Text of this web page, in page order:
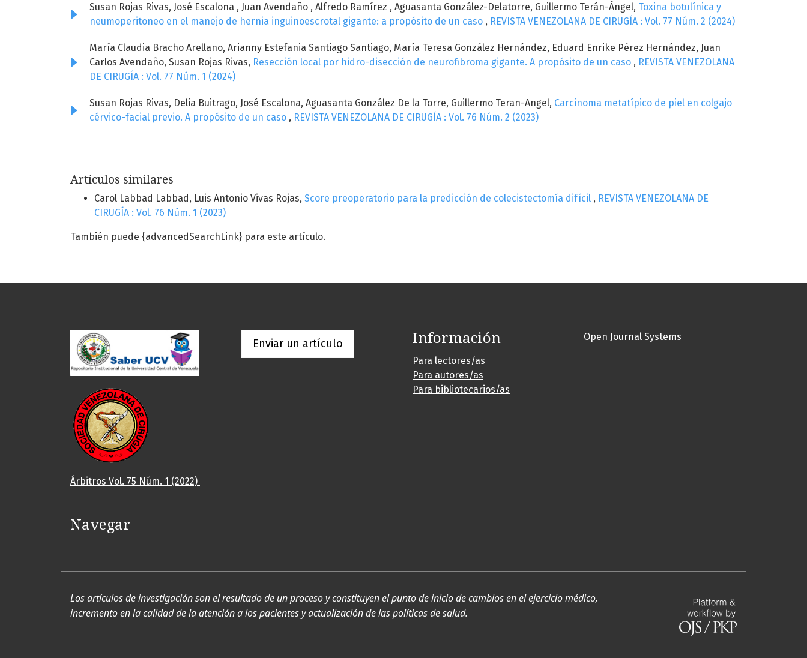
Susan Rojas Rivas, José Escalona , Juan Avendaño , Alfredo Ramírez , Aguasanta González-Delatorre, Guillermo Terán-Ángel, Toxina botulínica y
neumoperitoneo en el manejo de hernia inguinoescrotal gigante: a propósito de un caso , REVISTA VENEZOLANA DE CIRUGÍA : Vol. 77 Núm. 2 (2024)
María Claudia Bracho Arellano, Arianny Estefania Santiago Santiago, María Teresa González Hernández, Eduard Enrike Pérez Hernández, Juan
Carlos Avendaño, Susan Rojas Rivas, Resección local por hidro-disección de neurofibroma gigante. A propósito de un caso , REVISTA VENEZOLANA
DE CIRUGÍA : Vol. 77 Núm. 1 (2024)
Susan Rojas Rivas, Delia Buitrago, José Escalona, Aguasanta González De la Torre, Guillermo Teran-Angel, Carcinoma metatípico de piel en colgajo
cérvico-facial previo. A propósito de un caso , REVISTA VENEZOLANA DE CIRUGÍA : Vol. 76 Núm. 2 (2023)
Artículos similares
Carol Labbad Labbad, Luis Antonio Vivas Rojas, Score preoperatorio para la predicción de colecistectomía difícil , REVISTA VENEZOLANA DE
CIRUGÍA : Vol. 76 Núm. 1 (2023)
También puede {advancedSearchLink} para este artículo.
Árbitros Vol. 75 Núm. 1 (2022)
Enviar un artículo Información
Para lectores/as
Para autores/as
Para bibliotecarios/as
Open Journal Systems
Navegar
Los artículos de investigación son el resultado de un proceso y constituyen el punto de inicio de cambios en el ejercicio médico,
incremento en la calidad de la atención a los pacientes y actualización de las políticas de salud.